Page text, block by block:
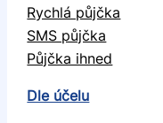
Rychlá půjčka
SMS půjčka
Půjčka ihned
Dle účelu